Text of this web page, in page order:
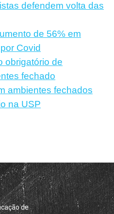
defendem volta das
de 56% em
Covid
obrigatório de
fechado
ambientes fechados
na USP
de